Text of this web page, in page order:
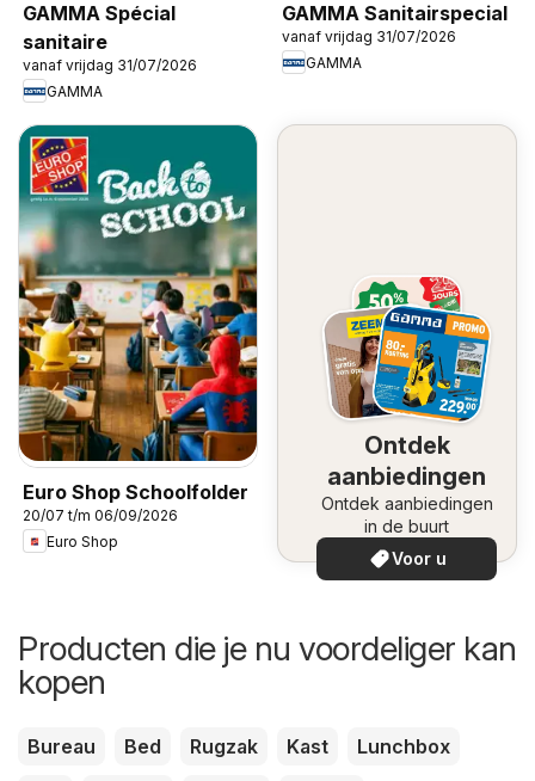
GAMMA Spécial
sanitaire
vanaf vrijdag 31/07/2026
GAMMA
GAMMA Sanitairspecial
vanaf vrijdag 31/07/2026
GAMMA
Euro Shop Schoolfolder
20/07 t/m 06/09/2026
Euro Shop
Ontdek
aanbiedingen
Ontdek aanbiedingen
in de buurt
Voor u
Producten die je nu voordeliger kan
kopen
Bureau Bed Rugzak Kast
Lunchbox